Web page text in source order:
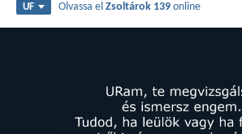
UF Olvassa elZsoltárok 139 online